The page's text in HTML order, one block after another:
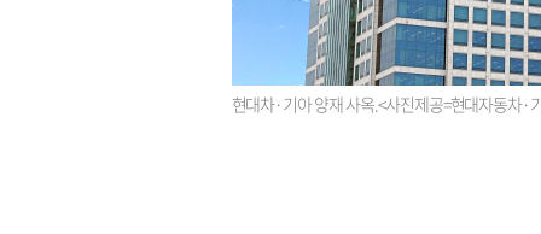
현대차·기아 양재 사옥.<사진제공=현대자동차·